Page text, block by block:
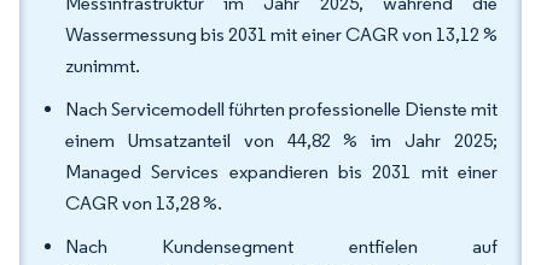
Wassermessung bis 2031 mit einer CAGR von 13,12 %
zunimmt.
Nach Servicemodell führten professionelle Dienste mit
einem Umsatzanteil von 44,82 % im Jahr 2025;
Managed Services expandieren bis 2031 mit einer
CAGR von 13,28 %.
Nach Kundensegment entfielen auf